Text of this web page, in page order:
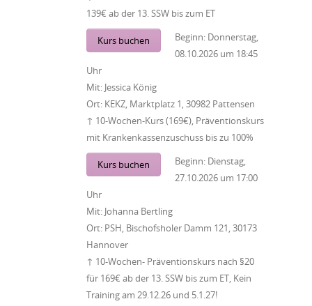
139€ ab der 13. SSW bis zum ET
Kurs buchen Beginn: Donnerstag,
08.10.2026 um 18:45
Uhr
Mit: Jessica König
Ort: KEKZ, Marktplatz 1, 30982 Pattensen
↑ 10-Wochen-Kurs (169€), Präventionskurs
mit Krankenkassenzuschuss bis zu 100%
Kurs buchen Beginn: Dienstag,
27.10.2026 um 17:00
Uhr
Mit: Johanna Bertling
Ort: PSH, Bischofsholer Damm 121, 30173
Hannover
↑ 10-Wochen- Präventionskurs nach §20
für 169€ ab der 13. SSW bis zum ET, Kein
Training am 29.12.26 und 5.1.27!